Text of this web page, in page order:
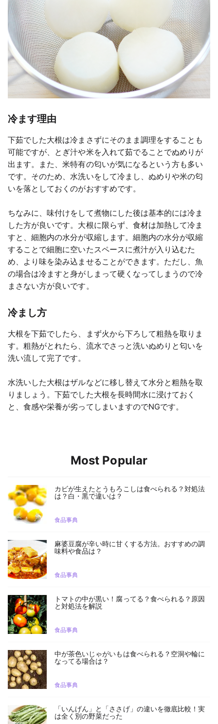
冷ます理由
下茹でした大根は冷まさずにそのまま調理をすることも
可能ですが、とぎ汁や米を入れて茹でることでぬめりが
出ます。また、米特有の匂いが気になるという方も多い
です。そのため、水洗いをして冷まし、ぬめりや米の匂
いを落としておくのがおすすめです。
ちなみに、味付けをして煮物にした後は基本的には冷ま
した方が良いです。大根に限らず、食材は加熱して冷ま
すと、細胞内の水分が収縮します。細胞内の水分が収縮
することで細胞に空いたスペースに煮汁が入り込むた
め、より味を染み込ませることができます。ただし、魚
の場合は冷ますと身がしまって硬くなってしまうので冷
まさない方が良いです。
冷まし方
大根を下茹でしたら、まず火から下ろして粗熱を取りま
す。粗熱がとれたら、流水でさっと洗いぬめりと匂いを
洗い流して完了です。
水洗いした大根はザルなどに移し替えて水分と粗熱を取
りましょう。下茹でした大根を長時間水に浸けておく
と、食感や栄養が劣ってしまいますのでNGです。
Most Popular
カビが生えたとうもろこしは食べられる？対処法
は？白・黒で違いは？
食品事典
麻婆豆腐が辛い時に甘くする方法。おすすめの調
味料や食品は？
食品事典
トマトの中が黒い！腐ってる？食べられる？原因
と対処法を解説
食品事典
中が茶色いじゃがいもは食べられる？空洞や輪に
なってる場合は？
食品事典
「いんげん」と「ささげ」の違いを徹底比較！実
は全く別の野菜だった